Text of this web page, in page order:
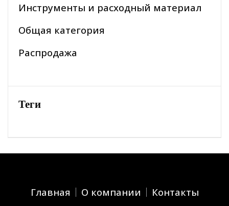
Инструменты и расходный материал
Общая категория
Распродажа
Теги
Главная О компании Контакты